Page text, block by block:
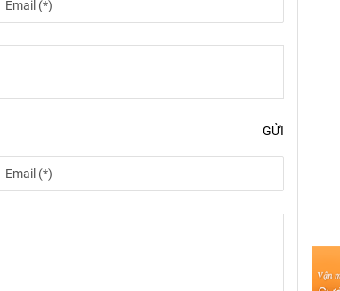
GỬI